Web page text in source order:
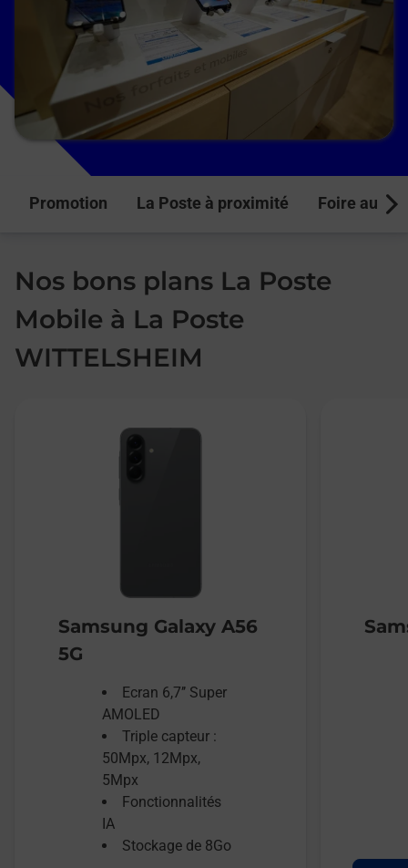
Promotion La Poste à proximité Foire aux
Nos bons plans La Poste
Mobile à La Poste
WITTELSHEIM
Samsung Galaxy A56
5G
Ecran 6,7’’ Super
AMOLED
Triple capteur :
50Mpx, 12Mpx,
5Mpx
Fonctionnalités
IA
Stockage de 8Go